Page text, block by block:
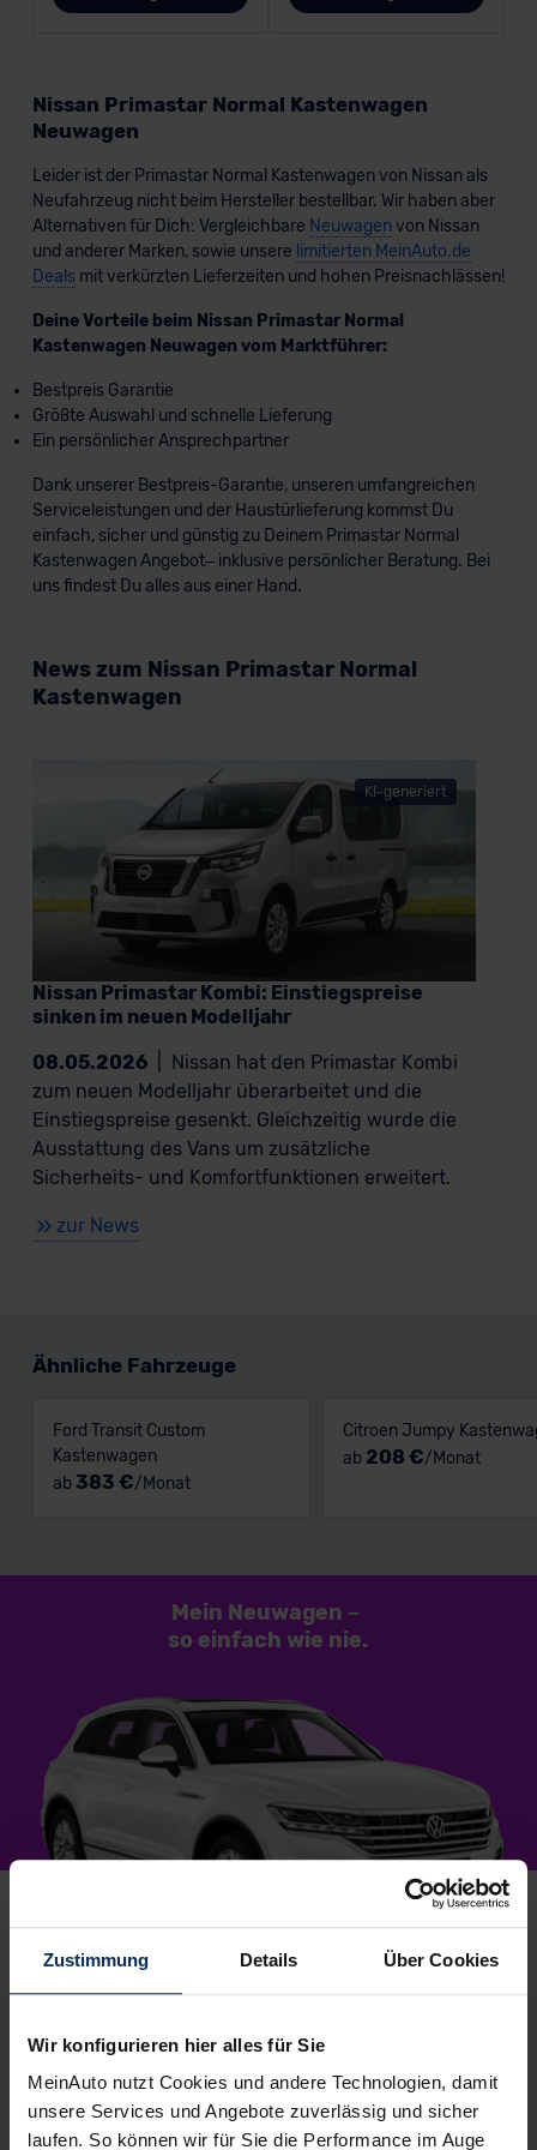
Zustimmung Details Über Cookies
Wir konfigurieren hier alles für Sie
MeinAuto nutzt Cookies und andere Technologien, damit
unsere Services und Angebote zuverlässig und sicher
laufen. So können wir für Sie die Performance im Auge
Nissan Primastar Normal Kastenwagen
Neuwagen
Leider ist der Primastar Normal Kastenwagen von Nissan als
Neufahrzeug nicht beim Hersteller bestellbar. Wir haben aber
Alternativen für Dich: Vergleichbare Neuwagenvon Nissan
und anderer Marken, sowie unsere limitierten MeinAuto.de
Dealsmit verkürzten Lieferzeiten und hohen Preisnachlässen!
Deine Vorteile beim Nissan Primastar Normal
Kastenwagen Neuwagen vom Marktführer:
Bestpreis Garantie
Größte Auswahl und schnelle Lieferung
Ein persönlicher Ansprechpartner
Dank unserer Bestpreis-Garantie, unseren umfangreichen
Serviceleistungen und der Haustürlieferung kommst Du
einfach, sicher und günstig zu Deinem Primastar Normal
Kastenwagen Angebot– inklusive persönlicher Beratung. Bei
uns findest Du alles aus einer Hand.
News zum Nissan Primastar Normal
Kastenwagen
KI-generiert
Nissan Primastar Kombi: Einstiegspreise
sinken im neuen Modelljahr
08.05.2026
Nissan hat den Primastar Kombi
zum neuen Modelljahr überarbeitet und die
Einstiegspreise gesenkt. Gleichzeitig wurde die
Ausstattung des Vans um zusätzliche
Sicherheits- und Komfortfunktionen erweitert.
zur News
Ähnliche Fahrzeuge
Ford Transit Custom
Kastenwagen
ab 383 €/Monat
Citroen Jumpy
ab 208 €/Monat
Mein Neuwagen –
so einfach wie nie.
1.Wunschauto aussuchen
Du wählst dein Lieblingsmodell – wir suchen es für
dich.
garantiert zu Top-Preisen.